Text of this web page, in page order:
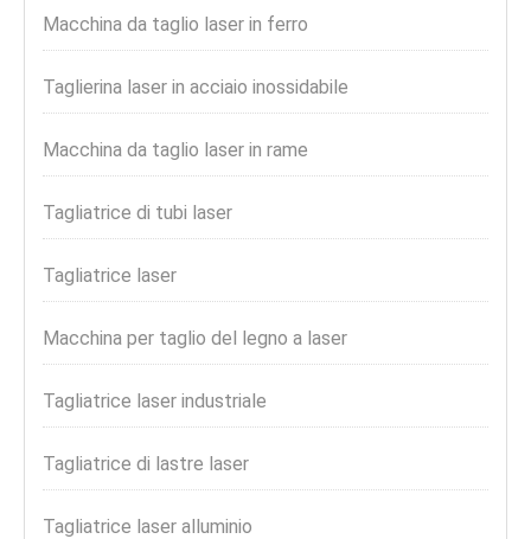
Macchina da taglio laser in ferro
Taglierina laser in acciaio inossidabile
Macchina da taglio laser in rame
Tagliatrice di tubi laser
Tagliatrice laser
Macchina per taglio del legno a laser
Tagliatrice laser industriale
Tagliatrice di lastre laser
Tagliatrice laser alluminio